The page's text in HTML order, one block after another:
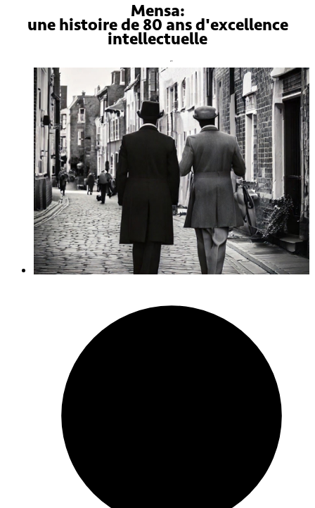
Mensa:
une histoire de 80 ans d'excellence
intellectuelle